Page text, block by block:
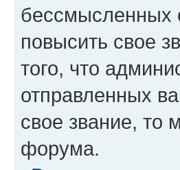
бессмысленных
повысить свое
того, что
отправленных
свое звание, то
форума.